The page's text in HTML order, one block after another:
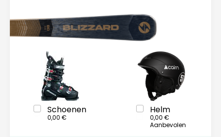
Schoenen
0,00 €
Helm
0,00 €
Aanbevolen